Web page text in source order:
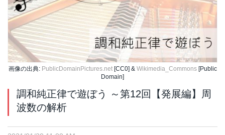
画像の出典: PublicDomainPictures.net[CC0] & Wikimedia_Commons[Public
Domain]
調和純正律で遊ぼう ～第12回【発展編】周
波数の解析